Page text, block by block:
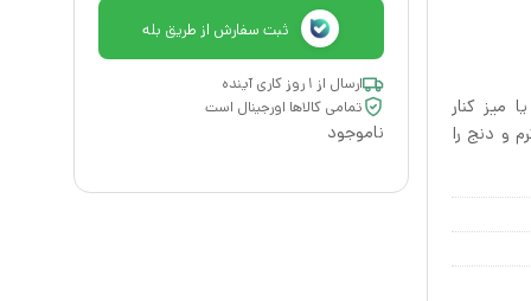
میز کنار
و دنج را
ثبت سفارش از طریق بله
ارسال از ۱ روز کاری آینده
تمامی کالاها اورجینال است
ناموجود